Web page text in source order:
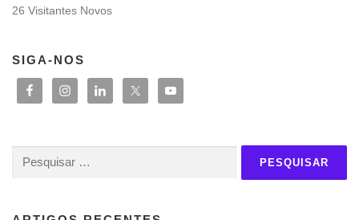
26 Visitantes Novos
SIGA-NOS
Pesquisar